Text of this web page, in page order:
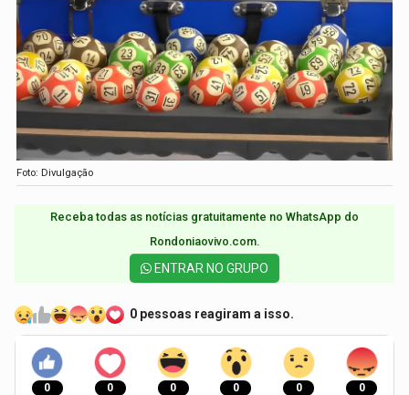
Foto: Divulgação
Receba todas as notícias gratuitamente no WhatsApp do
Rondoniaovivo.com.​
ENTRAR NO GRUPO
0 pessoas reagiram a isso.
0 0 0 0 0 0